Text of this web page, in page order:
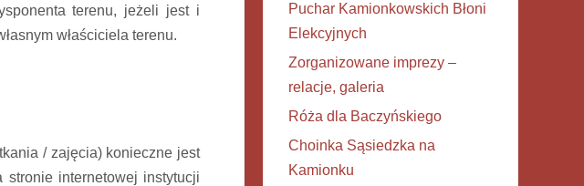
terenu, jeżeli jest i
właściciela terenu.
/ zajęcia) konieczne jest
internetowej instytucji
Puchar Kamionkowskich Błoni
Elekcyjnych
Zorganizowane imprezy –
relacje, galeria
Róża dla Baczyńskiego
Choinka Sąsiedzka na
Kamionku